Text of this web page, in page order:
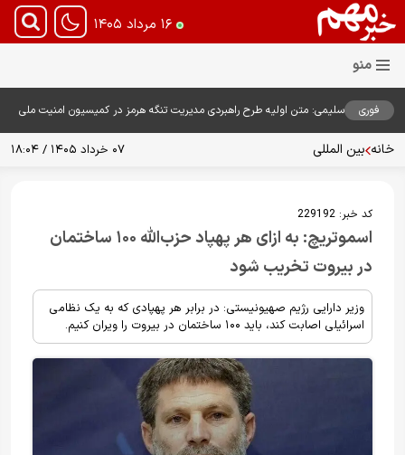
۱۶ مرداد ۱۴۰۵
فوری
سلیمی: متن اولیه طرح راهبردی مدیریت تنگه هرمز در کمیسیون امنیت ملی
خانه بین المللی ۰۷ خرداد ۱۴۰۵ / ۱۸:۰۴
کد خبر: 229192
اسموتریچ: به ازای هر پهپاد حزب‌الله ۱۰۰ ساختمان
در بیروت تخریب شود
وزیر دارایی رژیم صهیونیستی: در برابر هر پهپادی که به یک نظامی
اسرائیلی اصابت کند، باید ۱۰۰ ساختمان در بیروت را ویران کنیم.